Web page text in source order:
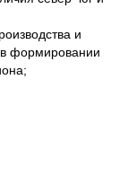
и
в формировании